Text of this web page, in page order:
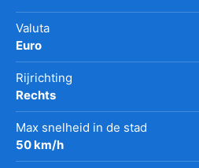
Valuta
Euro
Rijrichting
Rechts
Max snelheid in de stad
50 km/h